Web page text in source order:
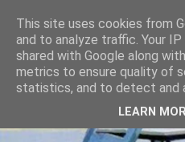
This site uses cookies from
and to analyze traffic. Your
shared with Google along
metrics to ensure quality of
statistics, and to detect and
LEARN